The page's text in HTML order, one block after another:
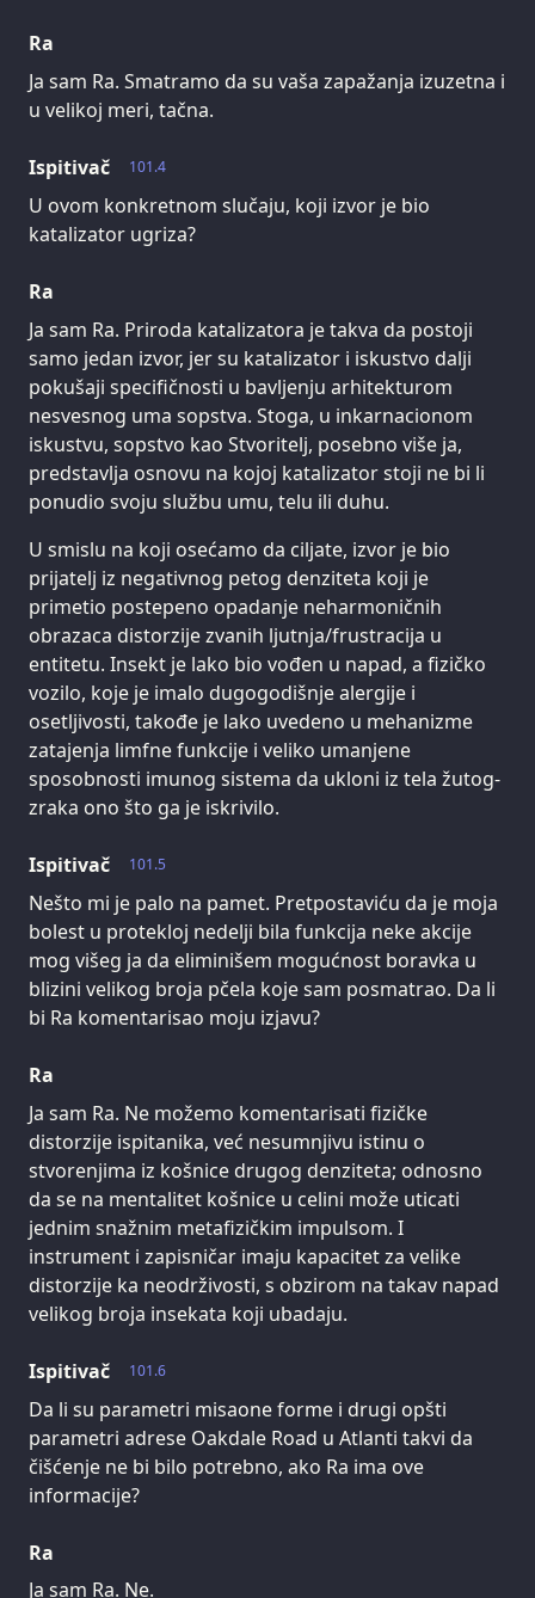
Ra
Ja sam Ra. Smatramo da su vaša zapažanja izuzetna i
u velikoj meri, tačna.
101.4
Ispitivač
U ovom konkretnom slučaju, koji izvor je bio
katalizator ugriza?
Ra
Ja sam Ra. Priroda katalizatora je takva da postoji
samo jedan izvor, jer su katalizator i iskustvo dalji
pokušaji specifičnosti u bavljenju arhitekturom
nesvesnog uma sopstva. Stoga, u inkarnacionom
iskustvu, sopstvo kao Stvoritelj, posebno više ja,
predstavlja osnovu na kojoj katalizator stoji ne bi li
ponudio svoju službu umu, telu ili duhu.
U smislu na koji osećamo da ciljate, izvor je bio
prijatelj iz negativnog petog denziteta koji je
primetio postepeno opadanje neharmoničnih
obrazaca distorzije zvanih ljutnja/frustracija u
entitetu. Insekt je lako bio vođen u napad, a fizičko
vozilo, koje je imalo dugogodišnje alergije i
osetljivosti, takođe je lako uvedeno u mehanizme
zatajenja limfne funkcije i veliko umanjene
sposobnosti imunog sistema da ukloni iz tela žutog-
zraka ono što ga je iskrivilo.
101.5
Ispitivač
Nešto mi je palo na pamet. Pretpostaviću da je moja
bolest u protekloj nedelji bila funkcija neke akcije
mog višeg ja da eliminišem mogućnost boravka u
blizini velikog broja pčela koje sam posmatrao. Da li
bi Ra komentarisao moju izjavu?
Ra
Ja sam Ra. Ne možemo komentarisati fizičke
distorzije ispitanika, već nesumnjivu istinu o
stvorenjima iz košnice drugog denziteta; odnosno
da se na mentalitet košnice u celini može uticati
jednim snažnim metafizičkim impulsom. I
instrument i zapisničar imaju kapacitet za velike
distorzije ka neodrživosti, s obzirom na takav napad
velikog broja insekata koji ubadaju.
101.6
Ispitivač
Da li su parametri misaone forme i drugi opšti
parametri adrese Oakdale Road u Atlanti takvi da
čišćenje ne bi bilo potrebno, ako Ra ima ove
informacije?
Ra
Ja sam Ra. Ne.